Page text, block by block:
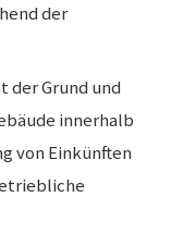
der
Grund und
innerhalb
von Einkünften